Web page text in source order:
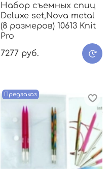
Набор съемных спиц
Deluxe set,Nova metal
(8 размеров) 10613 Knit
Pro
7277 руб.
Предзаказ